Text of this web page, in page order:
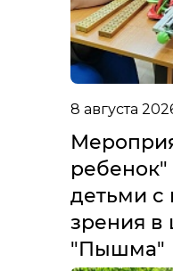
8 августа
детьми
зрения в
"Пышма"